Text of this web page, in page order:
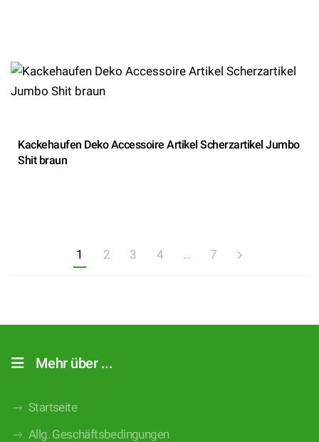
Kackehaufen Deko Accessoire Artikel Scherzartikel Jumbo
Shit braun
1 2 3 4 … 7
Mehr über ...
Startseite
Allg. Geschäftsbedingungen